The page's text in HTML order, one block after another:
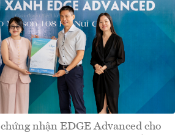
nhận EDGE Advanced cho